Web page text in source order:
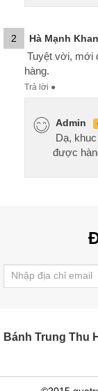
2 Hà Mạnh
Tuyệt vời, mới
hàng.
Trả lời ●
Admin
Dạ,
được
Bánh Trung Thu